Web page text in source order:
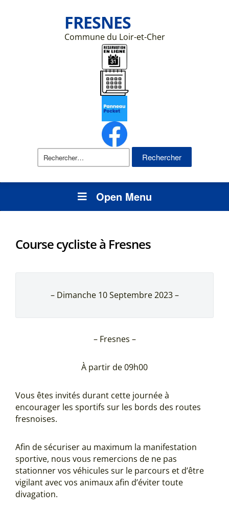
FRESNES
Commune du Loir-et-Cher
Rechercher :
Open Menu
Course cycliste à Fresnes
– Dimanche 10 Septembre 2023 –
– Fresnes –
À partir de 09h00
Vous êtes invités durant cette journée à
encourager les sportifs sur les bords des routes
fresnoises.
Afin de sécuriser au maximum la manifestation
sportive, nous vous remercions de ne pas
stationner vos véhicules sur le parcours et d’être
vigilant avec vos animaux afin d’éviter toute
divagation.